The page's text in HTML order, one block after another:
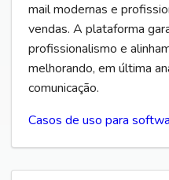
mail modernas e
vendas. A plataforma
profissionalismo e
melhorando, em última
comunicação.
Casos de uso para